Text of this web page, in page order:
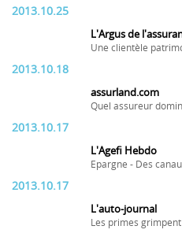
2013.10.25
L'Argus de
Une clientèle
2013.10.18
assurland.com
Quel assureur
2013.10.17
L'Agefi Hebdo
Epargne - Des
2013.10.17
L'auto-journal
Les primes